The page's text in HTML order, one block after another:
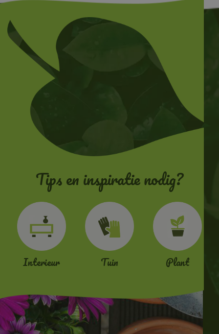
Tips en inspiratie nodig?
Interieur Tuin Plant